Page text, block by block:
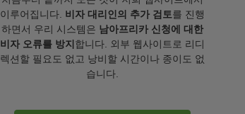
이루어집니다. 비자 대리인의 추가 검토를 진행
하면서 우리 시스템은 남아프리카 신청에 대한
비자 오류를 방지 합니다. 외부 웹사이트로 리디
렉션할 필요도 없고 낭비할 시간이나 종이도 없
습니다.